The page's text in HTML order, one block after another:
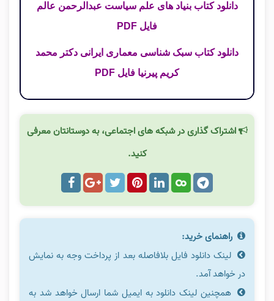
دانلود کتاب بنیاد های علم سیاست عبدالرحمن عالم
فایل PDF
دانلود کتاب سبک شناسی معماری ایرانی دکتر محمد
کریم پیرنیا فایل PDF
اشتراک گذاری در شبکه های اجتماعی، به دوستانتان معرفی
کنید.
راهنمای خرید:
لینک دانلود فایل بلافاصله بعد از پرداخت وجه به نمایش
در خواهد آمد.
همچنین لینک دانلود به ایمیل شما ارسال خواهد شد به